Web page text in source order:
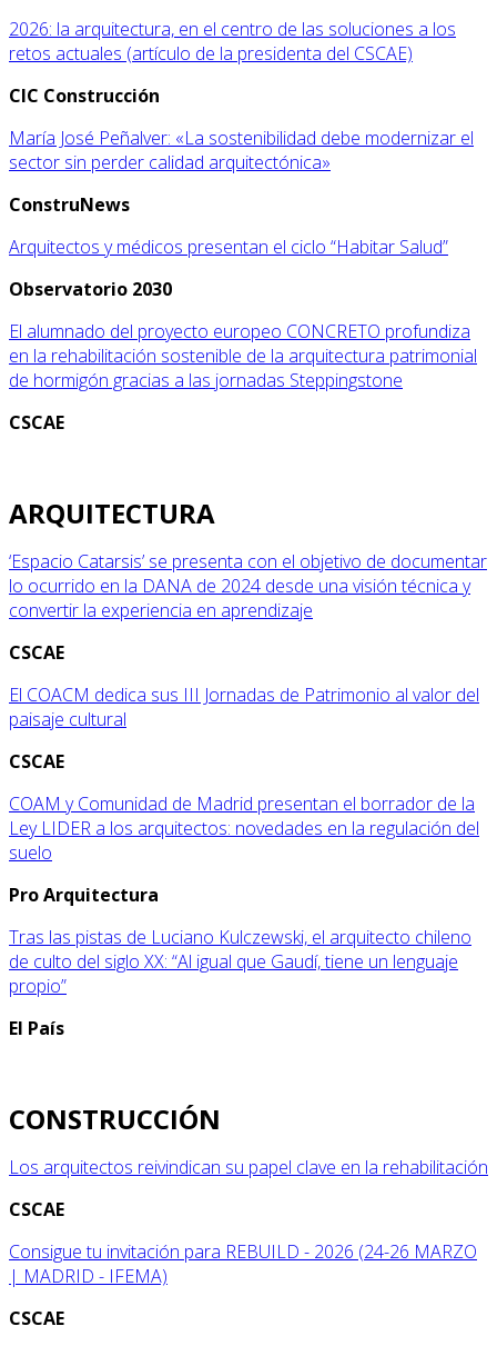
2026: la arquitectura, en el centro de las soluciones a los
retos actuales (artículo de la presidenta del CSCAE)
CIC Construcción
María José Peñalver: «La sostenibilidad debe modernizar el
sector sin perder calidad arquitectónica»
ConstruNews
Arquitectos y médicos presentan el ciclo “Habitar Salud”
Observatorio 2030
El alumnado del proyecto europeo CONCRETO profundiza
en la rehabilitación sostenible de la arquitectura patrimonial
de hormigón gracias a las jornadas Steppingstone
CSCAE
ARQUITECTURA
‘Espacio Catarsis’ se presenta con el objetivo de documentar
lo ocurrido en la DANA de 2024 desde una visión técnica y
convertir la experiencia en aprendizaje
CSCAE
El COACM dedica sus III Jornadas de Patrimonio al valor del
paisaje cultural
CSCAE
COAM y Comunidad de Madrid presentan el borrador de la
Ley LIDER a los arquitectos: novedades en la regulación del
suelo
Pro Arquitectura
Tras las pistas de Luciano Kulczewski, el arquitecto chileno
de culto del siglo XX: “Al igual que Gaudí, tiene un lenguaje
propio”
El País
CONSTRUCCIÓN
Los arquitectos reivindican su papel clave en la rehabilitación
CSCAE
Consigue tu invitación para REBUILD - 2026 (24-26 MARZO
| MADRID - IFEMA)
CSCAE